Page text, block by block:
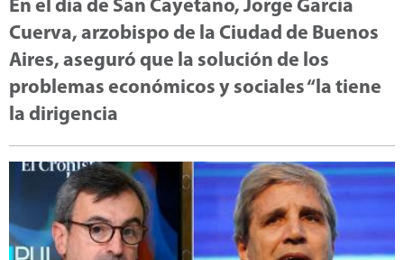
En el día de San Cayetano, Jorge García
Cuerva, arzobispo de la Ciudad de Buenos
Aires, aseguró que la solución de los
problemas económicos y sociales “la tiene
la dirigencia